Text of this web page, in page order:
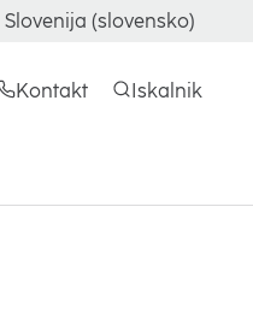
Slovenija (slovensko)
Kontakt Iskalnik